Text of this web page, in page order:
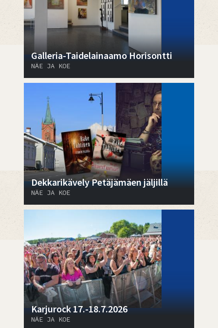
Galleria-Taidelainaamo Horisontti
NÄE JA KOE
Dekkarikävely Petäjämäen jäljillä
NÄE JA KOE
Karjurock 17.-18.7.2026
NÄE JA KOE